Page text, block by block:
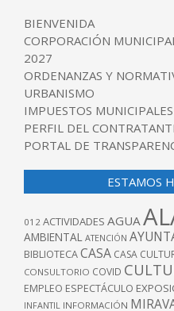
BIENVENIDA
CORPORACIÓN
2027
ORDENANZAS Y
URBANISMO
IMPUESTOS MUNICIPALES
PERFIL DEL
PORTAL DE
ESTAMOS
012 ACTIVIDADES AGUA
AMBIENTAL ATENCIÓN
BIBLIOTECACASA CASA
CONSULTORIO COVID
EMPLEO ESPECTÁCULO
INFANTIL INFORMACIÓN